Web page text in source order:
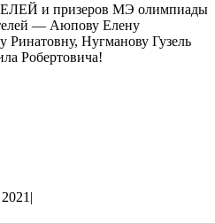
и призеров МЭ олимпиады
— Аюпову Елену
Нугманову Гузель
Робертовича!
|